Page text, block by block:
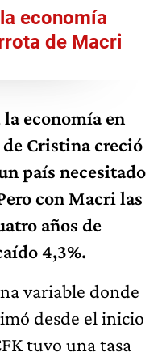
economía
de Macri
economía en
Cristina creció
país necesitado
con Macri las
años de
4,3%.
variable donde
desde el inicio
tuvo una tasa